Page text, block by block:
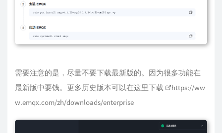
需要注意的是，尽量不要下载最新版的。因为很多功能在
最新版中要钱。更多历史版本可以在这里下载
https://ww
w.emqx.com/zh/downloads/enterprise